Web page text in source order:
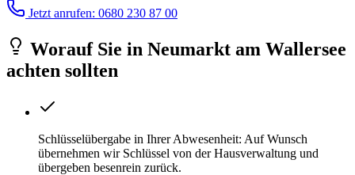
Jetzt anrufen: 0680 230 87 00
Worauf Sie in Neumarkt am Wallersee
achten sollten
Schlüsselübergabe in Ihrer Abwesenheit: Auf Wunsch
übernehmen wir Schlüssel von der Hausverwaltung und
übergeben besenrein zurück.